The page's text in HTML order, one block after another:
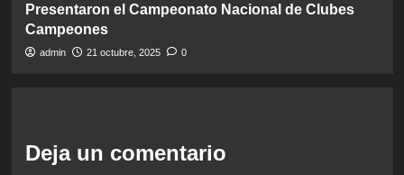
Presentaron el Campeonato Nacional de Clubes
Campeones
admin 21 octubre, 2025 0
Deja un comentario